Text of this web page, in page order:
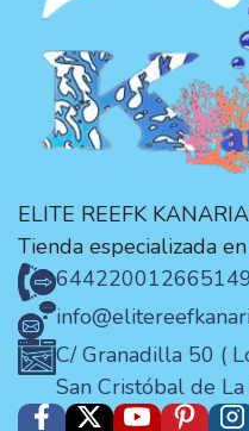
ELITE REEFK
Tienda especializada
644220012
C/ Granadilla 50 (
San Cristóbal de